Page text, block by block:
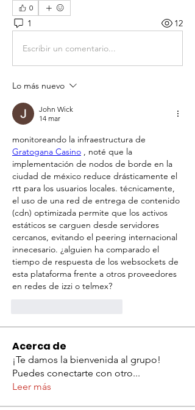
0
1 12
Escribir un comentario...
Lo más nuevo
John Wick
14 mar
Gratogana Casino , noté que la
implementación de nodos de borde en la
ciudad de méxico reduce drásticamente el
rtt para los usuarios locales. técnicamente,
el uso de una red de entrega de contenido
(cdn) optimizada permite que los activos
estáticos se carguen desde servidores
cercanos, evitando el peering internacional
innecesario. ¿alguien ha comparado el
tiempo de respuesta de los websockets de
esta plataforma frente a otros proveedores
en redes de izzi o telmex?
Acerca de
¡Te damos la bienvenida al grupo!
Puedes conectarte con otro...
Leer más